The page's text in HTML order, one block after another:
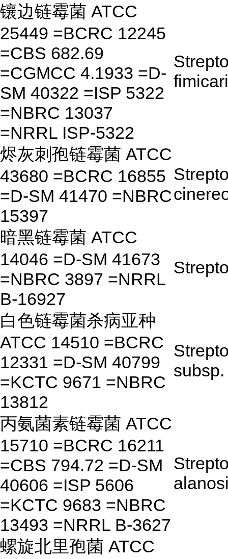
镶边链霉菌 ATCC
25449 =BCRC 12245
=CBS 682.69
=CGMCC 4.1933 =D-
SM 40322 =ISP 5322
=NBRC 13037
=NRRL ISP-5322
烬灰刺孢链霉菌 ATCC
43680 =BCRC 16855
=D-SM 41470 =NBRC
15397
暗黑链霉菌 ATCC
14046 =D-SM 41673
=NBRC 3897 =NRRL
B-16927
白色链霉菌杀病亚种
ATCC 14510 =BCRC
12331 =D-SM 40799
=KCTC 9671 =NBRC
13812
丙氨菌素链霉菌 ATCC
15710 =BCRC 16211
=CBS 794.72 =D-SM
40606 =ISP 5606
=KCTC 9683 =NBRC
13493 =NRRL B-3627
螺旋北里孢菌 ATCC